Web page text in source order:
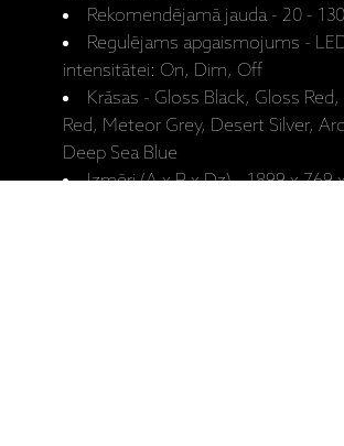
Rekomendējamā jauda - 20 -
Regulējams apgaismojums -
intensitātei: On, Dim, Off
Krāsas - Gloss Black, Gloss
Red, Meteor Grey, Desert Silver,
Deep Sea Blue
Izmēri (A x P x Dz) - 1899 x 769